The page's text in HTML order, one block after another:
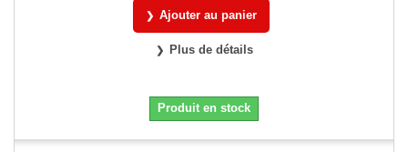
Ajouter au panier
Plus de détails
Produit en stock